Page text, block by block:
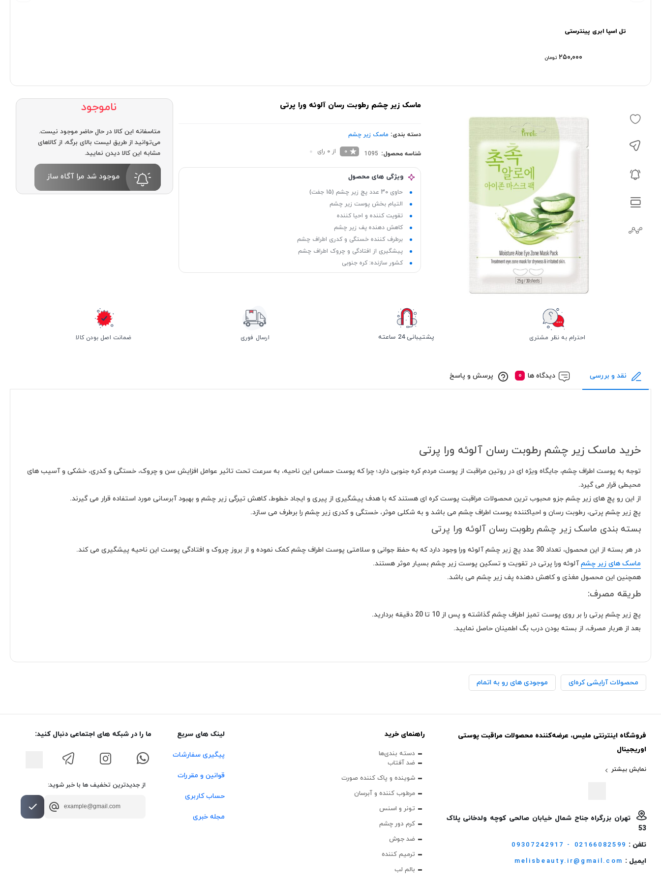
تل اسپا ابری پینترستی
۲۵۰,۰۰۰ تومان
ماسک زیر چشم رطوبت رسان آلوئه ورا پرتی
دسته بندی: ماسک زیر چشم
شناسه محصول: 1095
0 از 0 رای
ویژگی های محصول
حاوی 30 عدد پچ زیر چشم (15 جفت)
التیام بخش پوست زیر چشم
تقویت کننده و احیا کننده
کاهش دهنده پف زیر چشم
برطرف کننده خستگی و کدری اطراف چشم
پیشگیری از افتادگی و چروک اطراف چشم
کشور سازنده: کره جنوبی
ناموجود
متاسفانه این کالا در حال حاضر موجود نیست.
می‌توانید از طریق لیست بالای برگه، از کالاهای
مشابه این کالا دیدن نمایید.
موجود شد مرا آگاه ساز
احترام به نظر مشتری پشتیبانی 24 ساعته ارسال فوری ضمانت اصل بودن کالا
نقد و بررسی دیدگاه ها پرسش و پاسخ
خرید ماسک زیر چشم رطوبت رسان آلوئه ورا پرتی
توجه به پوست اطراف چشم، جایگاه ویژه ای در روتین مراقبت از پوست مردم کره جنوبی دارد؛ چرا که پوست حساس این ناحیه، به سرعت تحت تاثیر عوامل افزایش سن و چروک، خستگی و کدری، خشکی و آسیب های
محیطی قرار می گیرد.
از این رو پچ های زیر چشم جزو محبوب ترین محصولات مراقبت پوست کره ای هستند که با هدف پیشگیری از پیری و ایجاد خطوط، کاهش تیرگی زیر چشم و بهبود آبرسانی مورد استفاده قرار می گیرند.
پچ زیر چشم پرتی، رطوبت رسان و احیاکننده پوست اطراف چشم می باشد و به شکلی موثر، خستگی و کدری زیر چشم را برطرف می سازد.
بسته بندی ماسک زیر چشم رطوبت رسان آلوئه ورا پرتی
در هر بسته از این محصول، تعداد 30 عدد پچ زیر چشم آلوئه ورا وجود دارد که به حفظ جوانی و سلامتی پوست اطراف چشم کمک نموده و از بروز چروک و افتادگی پوست این ناحیه پیشگیری می کند.
ماسک های زیر چشمآلوئه ورا پرتی در تقویت و تسکین پوست زیر چشم بسیار موثر هستند.
همچنین این محصول مغذی و کاهش دهنده پف زیر چشم می باشد.
طریقه مصرف:
پچ زیر چشم پرتی را بر روی پوست تمیز اطراف چشم گذاشته و پس از 10 تا 20 دقیقه بردارید.
بعد از هربار مصرف، از بسته بودن درب بگ اطمینان حاصل نمایید.
محصولات آرایشی کره‌ای موجودی های رو به اتمام
فروشگاه اینترنتی ملیس، عرضه‌کننده محصولات مراقبت پوستی
اوریجینال
نمایش بیشتر
تهران بزرگراه جناح شمال خیابان صالحی کوچه ولدخانی پلاک
53
تلفن : 09307242917 - 02166082599
ایمیل : melisbeauty.ir@gmail.com
راهنمای خرید
دسته بندی‌ها
ضد آفتاب
شوینده و پاک‌ کننده صورت
مرطوب کننده و آبرسان
تونر و اسنس
کرم دور چشم
ضد جوش
ترمیم کننده
بالم لب
لینک های سریع
پیگیری سفارشات
قوانین و مقررات
حساب کاربری
مجله خبری
ما را در شبکه های اجتماعی دنبال کنید:
از جدیدترین تخفیف ها با خبر شوید: